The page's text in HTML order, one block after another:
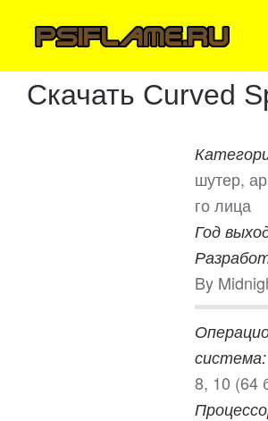
Скачать Curved
шутер,
го лица
Год
By
система:
8, 10 (64